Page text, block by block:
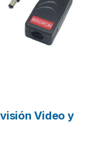
Video y